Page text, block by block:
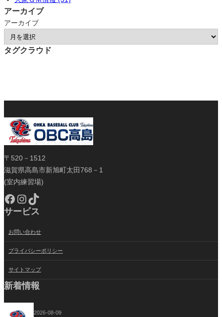
アーカイブ
アーカイブ
タグクラウド
〒520－1512
滋賀県高島市新旭町太田768－1
(室内練習場)
Facebook Instagram TikTok
サービス
お問い合わせ
プライバシーポリシー
サイトマップ
新着情報
2026-08-09